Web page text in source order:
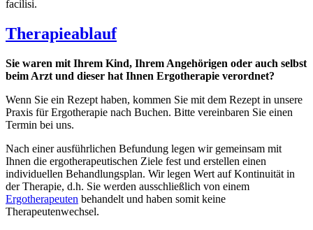
facilisi.
Therapieablauf
Sie waren mit Ihrem Kind, Ihrem Angehörigen oder auch selbst
beim Arzt und dieser hat Ihnen Ergotherapie verordnet?
Wenn Sie ein Rezept haben, kommen Sie mit dem Rezept in unsere
Praxis für Ergotherapie nach Buchen. Bitte vereinbaren Sie einen
Termin bei uns.
Nach einer ausführlichen Befundung legen wir gemeinsam mit
Ihnen die ergotherapeutischen Ziele fest und erstellen einen
individuellen Behandlungsplan. Wir legen Wert auf Kontinuität in
der Therapie, d.h. Sie werden ausschließlich von einem
Ergotherapeuten behandelt und haben somit keine
Therapeutenwechsel.